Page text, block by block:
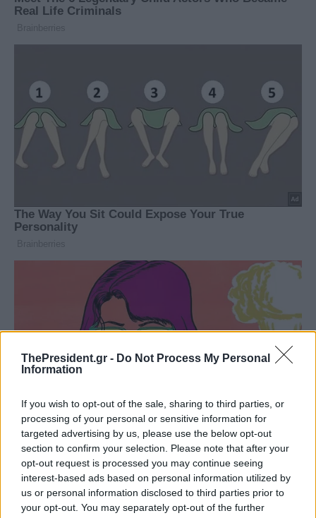
ThePresident.gr - Do Not Process My Personal
Information
If you wish to opt-out of the sale, sharing to third parties, or
processing of your personal or sensitive information for
targeted advertising by us, please use the below opt-out
section to confirm your selection. Please note that after your
opt-out request is processed you may continue seeing
interest-based ads based on personal information utilized by
us or personal information disclosed to third parties prior to
your opt-out. You may separately opt-out of the further